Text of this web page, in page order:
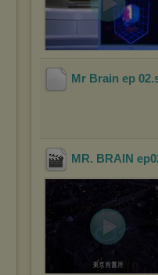
Mr Brain ep 02
MR. BRAIN